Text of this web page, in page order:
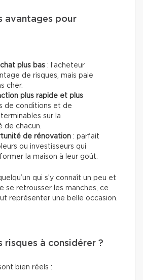
avantages pour
plus bas : l’acheteur
de risques, mais paie
cher.
plus rapide et plus
de conditions et de
sur la
de chacun.
de rénovation : parfait
ou investisseurs qui
la maison à leur goût.
qui s’y connaît un peu et
se retrousser les manches, ce
représenter une belle occasion.
risques à considérer ?
bien réels :